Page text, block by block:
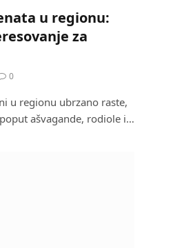
u regionu:
za
0
u regionu ubrzano raste,
ašvagande, rodiole i…